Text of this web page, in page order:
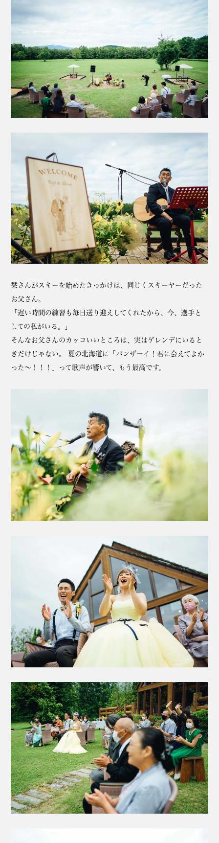
栞さんがスキーを始めたきっかけは、同じくスキーヤーだった
お父さん。
「遅い時間の練習も毎日送り迎えしてくれたから、今、選手と
しての私がいる。」
そんなお父さんのカッコいいところは、実はゲレンデにいると
きだけじゃない。 夏の北海道に「バンザーイ！君に会えてよか
った～！！！」って歌声が響いて、もう最高です。